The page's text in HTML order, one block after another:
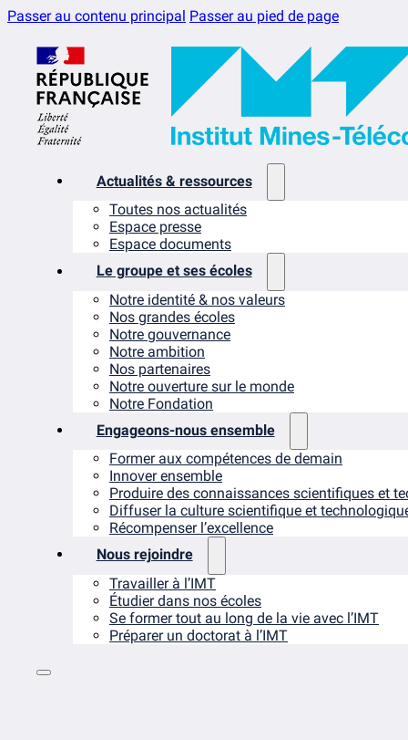
Passer au contenu principal Passer au pied de page
Actualités & ressources
Toutes nos actualités
Espace presse
Espace documents
Le groupe et ses écoles
Notre identité & nos valeurs
Nos grandes écoles
Notre gouvernance
Notre ambition
Nos partenaires
Notre ouverture sur le monde
Notre Fondation
Engageons-nous ensemble
Former aux compétences de demain
Innover ensemble
Produire des connaissances scientifiques et
Diffuser la culture scientifique et
Récompenser l’excellence
Nous rejoindre
Travailler à l’IMT
Étudier dans nos écoles
Se former tout au long de la vie avec l’IMT
Préparer un doctorat à l’IMT